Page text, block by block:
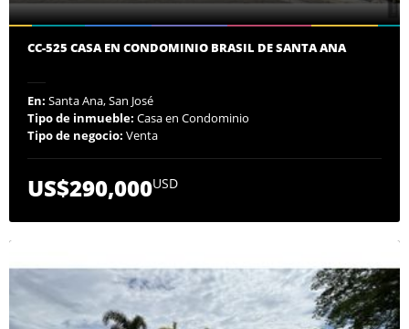
CC-525 CASA EN CONDOMINIO BRASIL DE SANTA ANA
En: Santa Ana, San José
Tipo de inmueble: Casa en Condominio
Tipo de negocio: Venta
US$290,000USD